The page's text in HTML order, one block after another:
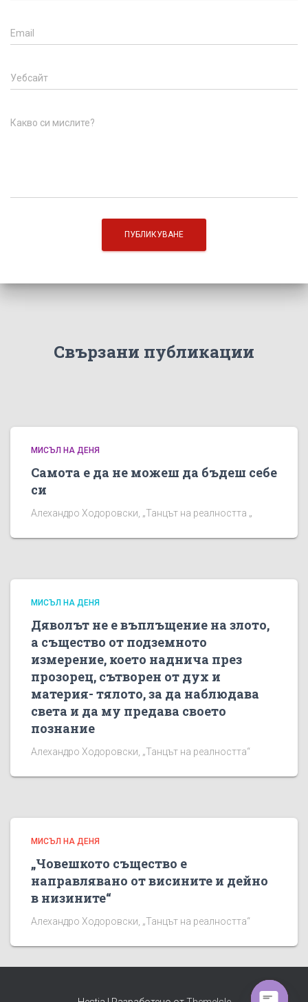
Email
Уебсайт
Какво си мислите?
Свързани публикации
МИСЪЛ НА ДЕНЯ
Самота е да не можеш да бъдеш себе
си
Алехандро Ходоровски, „Танцът на реалността „
МИСЪЛ НА ДЕНЯ
Дяволът не е въплъщение на злото,
а същество от подземното
измерение, което наднича през
прозорец, сътворен от дух и
материя- тялото, за да наблюдава
света и да му предава своето
познание
Алехандро Ходоровски, „Танцът на реалността“
МИСЪЛ НА ДЕНЯ
„Човешкото същество е
направлявано от висините и дейно
в низините“
Алехандро Ходоровски, „Танцът на реалността“